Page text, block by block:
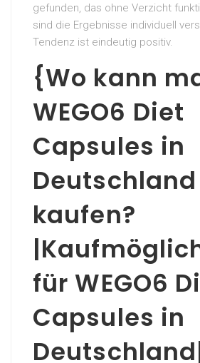
gefunden, das ohne Verzicht
sind die Ergebnisse individuell
Tendenz ist eindeutig positiv.
{Wo kann
WEGO6 Diet
Capsules in
Deutschland
kaufen?
für WEGO6
Capsules in